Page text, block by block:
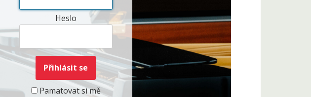
Heslo
Pamatovat si mě